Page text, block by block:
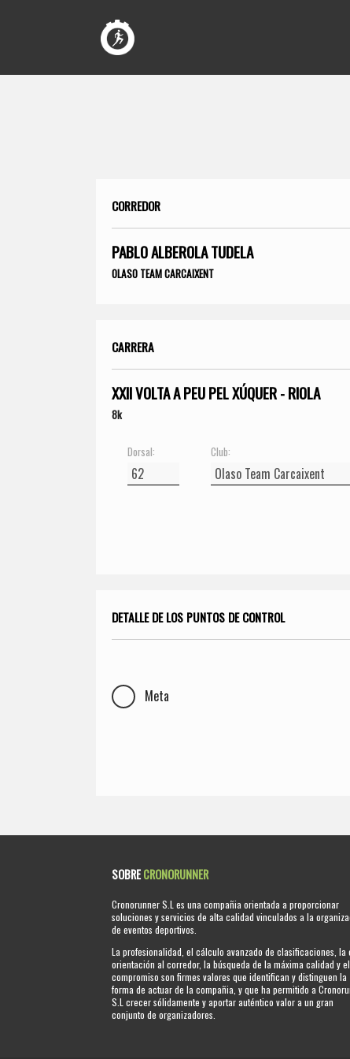
CORREDOR
PABLO ALBEROLA TUDELA
OLASO TEAM CARCAIXENT
CARRERA
XXII VOLTA A PEU PEL XÚQUER - RIOLA
8k
Dorsal: Club:
DETALLE DE LOS PUNTOS DE CONTROL
Meta
SOBRECRONORUNNER
Cronorunner S.L es una compañia orientada a proporcionar
soluciones y servicios de alta calidad vinculados a la
de eventos deportivos.
La profesionalidad, el cálculo avanzado de clasificaciones, la
orientación al corredor, la búsqueda de la máxima calidad y el
compromiso son firmes valores que identifican y distinguen la
forma de actuar de la compañia, y que ha permitido a
S.L crecer sólidamente y aportar auténtico valor a un gran
conjunto de organizadores.